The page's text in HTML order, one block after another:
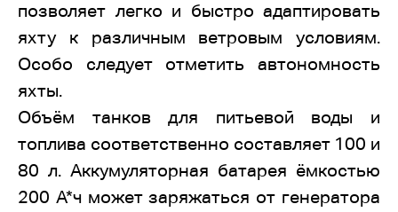
позволяет легко и быстро адаптировать
яхту к различным ветровым условиям.
Особо следует отметить автономность
яхты.
Объём танков для питьевой воды и
топлива соответственно составляет 100 и
80 л. Аккумуляторная батарея ёмкостью
200 А*ч может заряжаться от генератора